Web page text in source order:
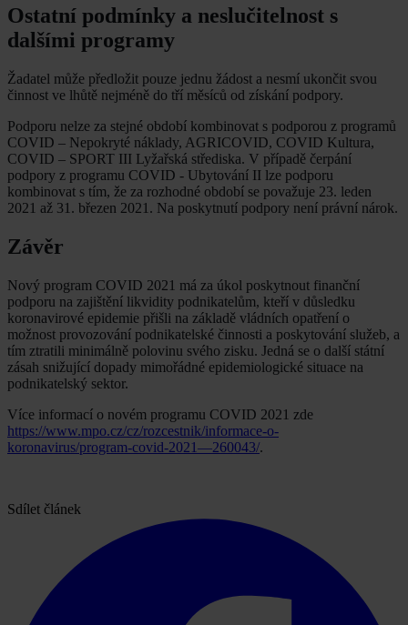
Ostatní podmínky a neslučitelnost s
dalšími programy
Žadatel může předložit pouze jednu žádost a nesmí ukončit svou
činnost ve lhůtě nejméně do tří měsíců od získání podpory.
Podporu nelze za stejné období kombinovat s podporou z programů
COVID – Nepokryté náklady, AGRICOVID, COVID Kultura,
COVID – SPORT III Lyžařská střediska. V případě čerpání
podpory z programu COVID - Ubytování II lze podporu
kombinovat s tím, že za rozhodné období se považuje 23. leden
2021 až 31. březen 2021. Na poskytnutí podpory není právní nárok.
Závěr
Nový program COVID 2021 má za úkol poskytnout finanční
podporu na zajištění likvidity podnikatelům, kteří v důsledku
koronavirové epidemie přišli na základě vládních opatření o
možnost provozování podnikatelské činnosti a poskytování služeb, a
tím ztratili minimálně polovinu svého zisku. Jedná se o další státní
zásah snižující dopady mimořádné epidemiologické situace na
podnikatelský sektor.
Více informací o novém programu COVID 2021 zde
https://www.mpo.cz/cz/rozcestnik/informace-o-
koronavirus/program-covid-2021—260043/.
Sdílet článek